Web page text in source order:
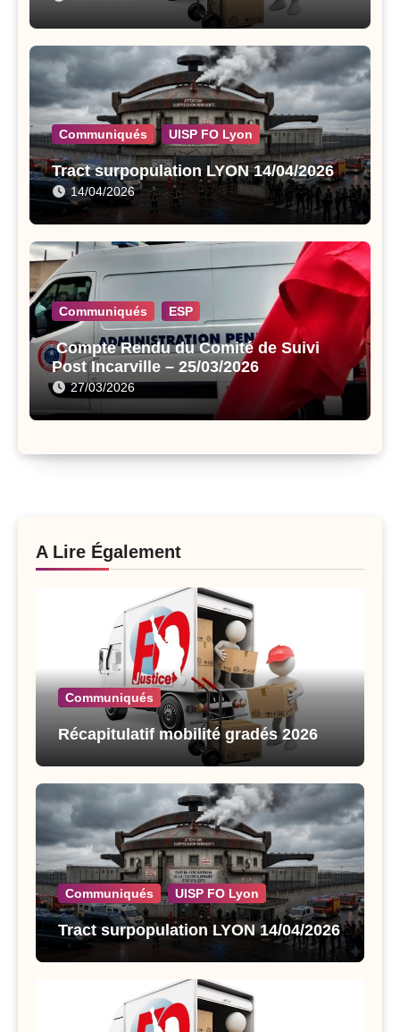
Communiqués UISP FO Lyon
Tract surpopulation LYON 14/04/2026
14/04/2026
Communiqués ESP
Compte Rendu du Comité de Suivi
Post Incarville – 25/03/2026
27/03/2026
A Lire Également
Communiqués
Récapitulatif mobilité gradés 2026
Communiqués UISP FO Lyon
Tract surpopulation LYON 14/04/2026